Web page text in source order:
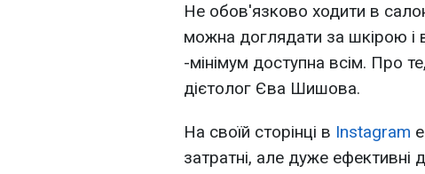
Не обов'язково ходити в
можна доглядати за шкірою
-мінімум доступна всім. Про
дієтолог Єва Шишова.
На своїй сторінці в Instagram
затратні, але дуже